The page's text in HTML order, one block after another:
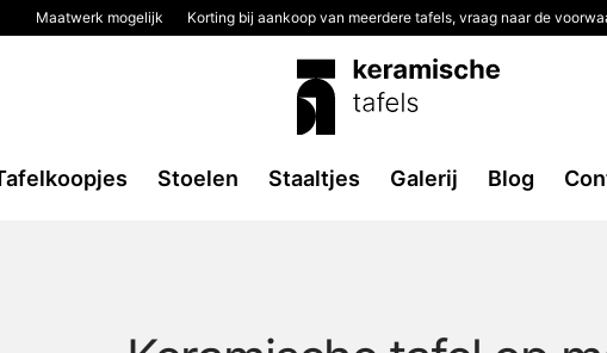
Maatwerk mogelijk Korting bij aankoop van meerdere tafels, vraag naar de
Tafelkoopjes Stoelen Staaltjes Galerij Blog